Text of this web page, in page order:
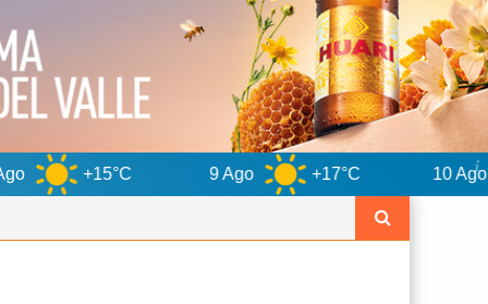
9 Ago +17°C 10 Ago +13°C